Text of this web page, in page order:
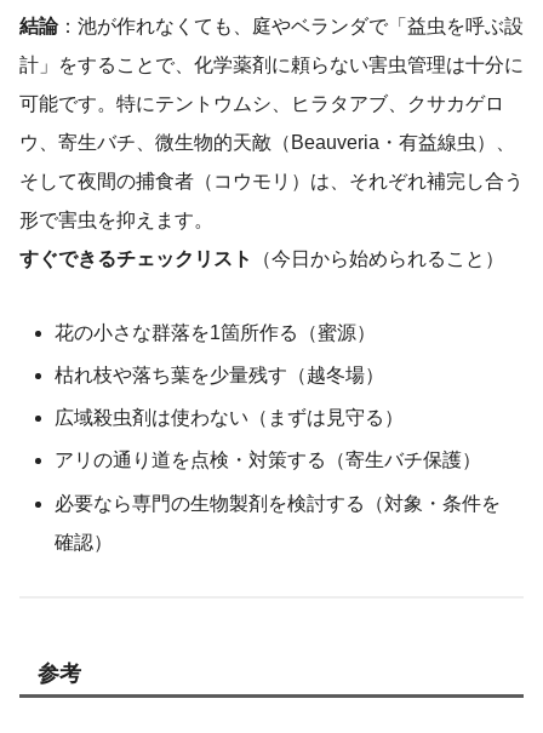
結論：池が作れなくても、庭やベランダで「益虫を呼ぶ設
計」をすることで、化学薬剤に頼らない害虫管理は十分に
可能です。特にテントウムシ、ヒラタアブ、クサカゲロ
ウ、寄生バチ、微生物的天敵（Beauveria・有益線虫）、
そして夜間の捕食者（コウモリ）は、それぞれ補完し合う
形で害虫を抑えます。
すぐできるチェックリスト
（今日から始められること）
花の小さな群落を1箇所作る（蜜源）
枯れ枝や落ち葉を少量残す（越冬場）
広域殺虫剤は使わない（まずは見守る）
アリの通り道を点検・対策する（寄生バチ保護）
必要なら専門の生物製剤を検討する（対象・条件を
確認）
参考